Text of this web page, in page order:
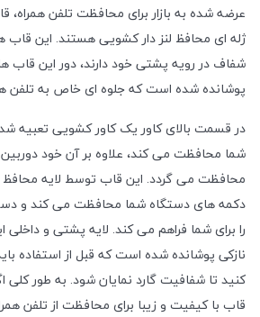
عرضه شده به بازار برای محافظت تلفن
ژله ای محافظ لنز دار کشویی هستند. این
شفاف در رویه پشتی خود دارند، دور این قاب
پوشانده شده است که جلوه ای خاص به تلفن
در قسمت بالای کاور یک کاور کشویی تعبیه
شما محافظت می کند، علاوه بر آن خود
محافظت می گردد. این قاب توسط لایه محافظ
دکمه های دستگاه شما محافظت می کند و
را برای شما فراهم می کند. لایه پشتی و
نازکی پوشانده شده است که قبل از استفاده
کنید تا شفافیت گارد نمایان شود. به طور کلی
قاب با کیفیت و زیبا برای محافظت از تلفن